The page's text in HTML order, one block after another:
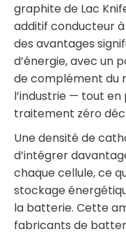
graphite de Lac
additif conducteur
des avantages
d’énergie, avec un
de complément du
l’industrie — tout
traitement zéro
Une densité de
d’intégrer
chaque cellule, ce
stockage
la batterie. Cette
fabricants de